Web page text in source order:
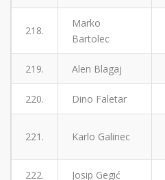
218.
Marko
Bartolec
219. Alen Blagaj
220. Dino Faletar
221. Karlo Galinec
222. Josip Gegić